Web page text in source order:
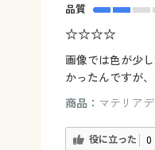
品質
☆☆☆☆
画像では色が少
かったんですが
商品： マテリア
役に立った 0